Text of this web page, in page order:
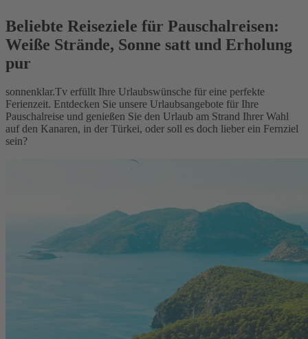
Beliebte Reiseziele für Pauschalreisen:
Weiße Strände, Sonne satt und Erholung
pur
sonnenklar.Tv erfüllt Ihre Urlaubswünsche für eine perfekte
Ferienzeit. Entdecken Sie unsere Urlaubsangebote für Ihre
Pauschalreise und genießen Sie den Urlaub am Strand Ihrer Wahl
auf den Kanaren, in der Türkei, oder soll es doch lieber ein Fernziel
sein?